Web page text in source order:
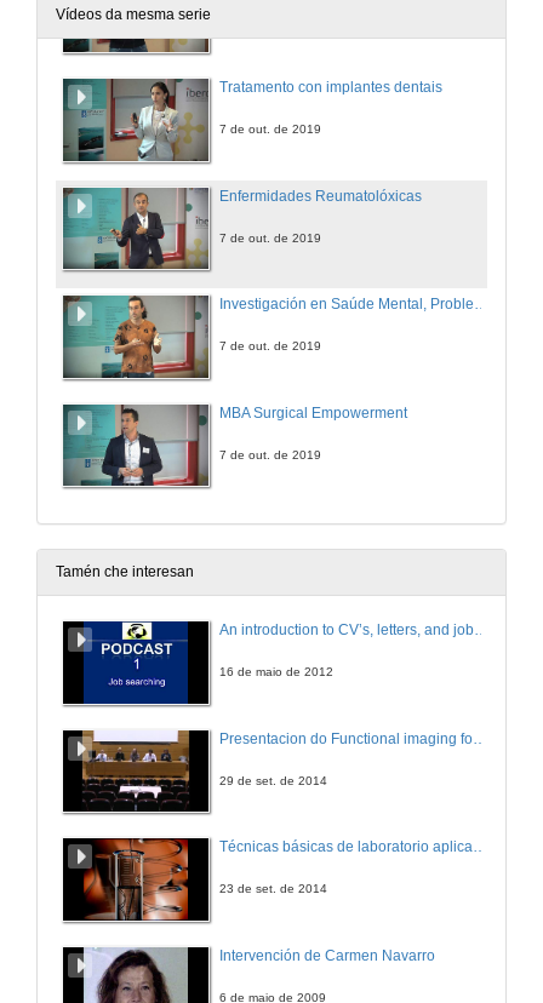
Vídeos da mesma serie
Tratamento con implantes dentais
7 de out. de 2019
Enfermidades Reumatolóxicas
7 de out. de 2019
Investigación en Saúde Mental, Problemas e Realidades
7 de out. de 2019
MBA Surgical Empowerment
7 de out. de 2019
Tamén che interesan
An introduction to CV’s, letters, and job searching
16 de maio de 2012
29 de set. de 2014
Técnicas básicas de laboratorio aplicadas á bioloxía
23 de set. de 2014
Intervención de Carmen Navarro
6 de maio de 2009